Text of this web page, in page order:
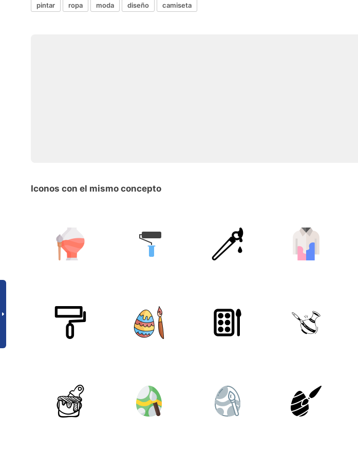
pintar ropa moda diseño camiseta
Iconos con el mismo concepto